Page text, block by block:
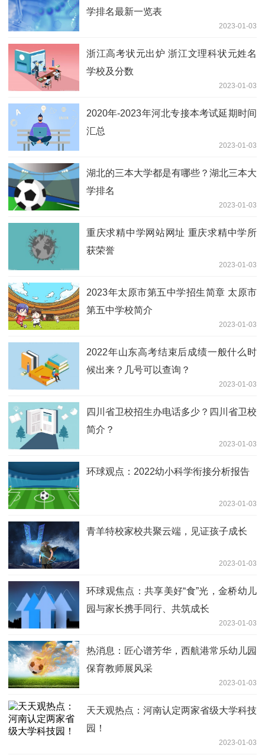
学排名最新一览表
2023-01-03
浙江高考状元出炉 浙江文理科状元姓名
学校及分数
2023-01-03
2020年-2023年河北专接本考试延期时间
汇总
2023-01-03
湖北的三本大学都是有哪些？湖北三本大
学排名
2023-01-03
重庆求精中学网站网址 重庆求精中学所
获荣誉
2023-01-03
2023年太原市第五中学招生简章 太原市
第五中学校简介
2023-01-03
2022年山东高考结束后成绩一般什么时
候出来？几号可以查询？
2023-01-03
四川省卫校招生办电话多少？四川省卫校
简介？
2023-01-03
环球观点：2022幼小科学衔接分析报告
2023-01-03
青羊特校家校共聚云端，见证孩子成长
2023-01-03
环球观焦点：共享美好“食”光，金桥幼儿
园与家长携手同行、共筑成长
2023-01-03
热消息：匠心谱芳华，西航港常乐幼儿园
保育教师展风采
2023-01-03
天天观热点：河南认定两家省级大学科技
园！
2023-01-03